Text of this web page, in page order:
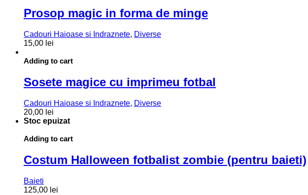
Prosop magic in forma de minge
Cadouri Haioase si Indraznete, Diverse
15,00 lei
Adding to cart
Sosete magice cu imprimeu fotbal
Cadouri Haioase si Indraznete, Diverse
20,00 lei
Stoc epuizat
Adding to cart
Costum Halloween fotbalist zombie (pentru baieti)
Baieti
125,00 lei